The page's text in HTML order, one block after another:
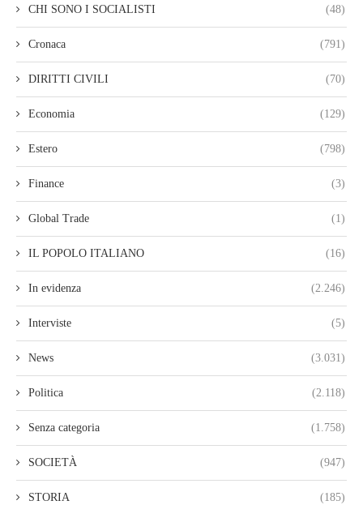
CHI SONO I SOCIALISTI (48)
Cronaca (791)
DIRITTI CIVILI (70)
Economia (129)
Estero (798)
Finance (3)
Global Trade (1)
IL POPOLO ITALIANO (16)
In evidenza (2.246)
Interviste (5)
News (3.031)
Politica (2.118)
Senza categoria (1.758)
SOCIETÀ (947)
STORIA (185)